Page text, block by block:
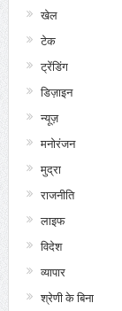
खेल
टेक
ट्रेंडिंग
डिज़ाइन
न्यूज़
मनोरंजन
मुद्रा
राजनीति
लाइफ
विदेश
व्यापार
श्रेणी के बिना